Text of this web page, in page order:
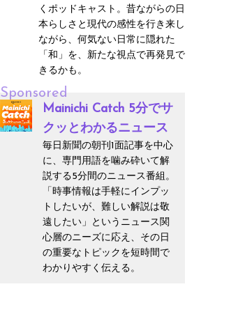
くポッドキャスト。昔ながらの日
本らしさと現代の感性を行き来し
ながら、何気ない日常に隠れた
「和」を、新たな視点で再発見で
きるかも。
Sponsored
Mainichi Catch 5分でサ
クッとわかるニュース
毎日新聞の朝刊1面記事を中心
に、専門用語を噛み砕いて解
説する5分間のニュース番組。
「時事情報は手軽にインプッ
トしたいが、難しい解説は敬
遠したい」というニュース関
心層のニーズに応え、その日
の重要なトピックを短時間で
わかりやすく伝える。